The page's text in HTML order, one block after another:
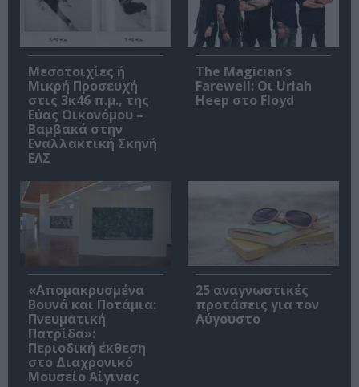
Μεσοτοιχίες ή
Μικρή Προσευχή
στις 3κ46 π.μ., της
Εύας Οικονόμου –
Βαμβακά στην
Εναλλακτική Σκηνή
ΕΛΣ
The Magician’s
Farewell: Οι Uriah
Heep στο Floyd
«Απομακρυσμένα
Βουνά και Ποτάμια:
Πνευματική
Πατρίδα»:
Περιοδική έκθεση
στο Διαχρονικό
Μουσείο Αίγινας
25 αναγνωστικές
προτάσεις για τον
Αύγουστο